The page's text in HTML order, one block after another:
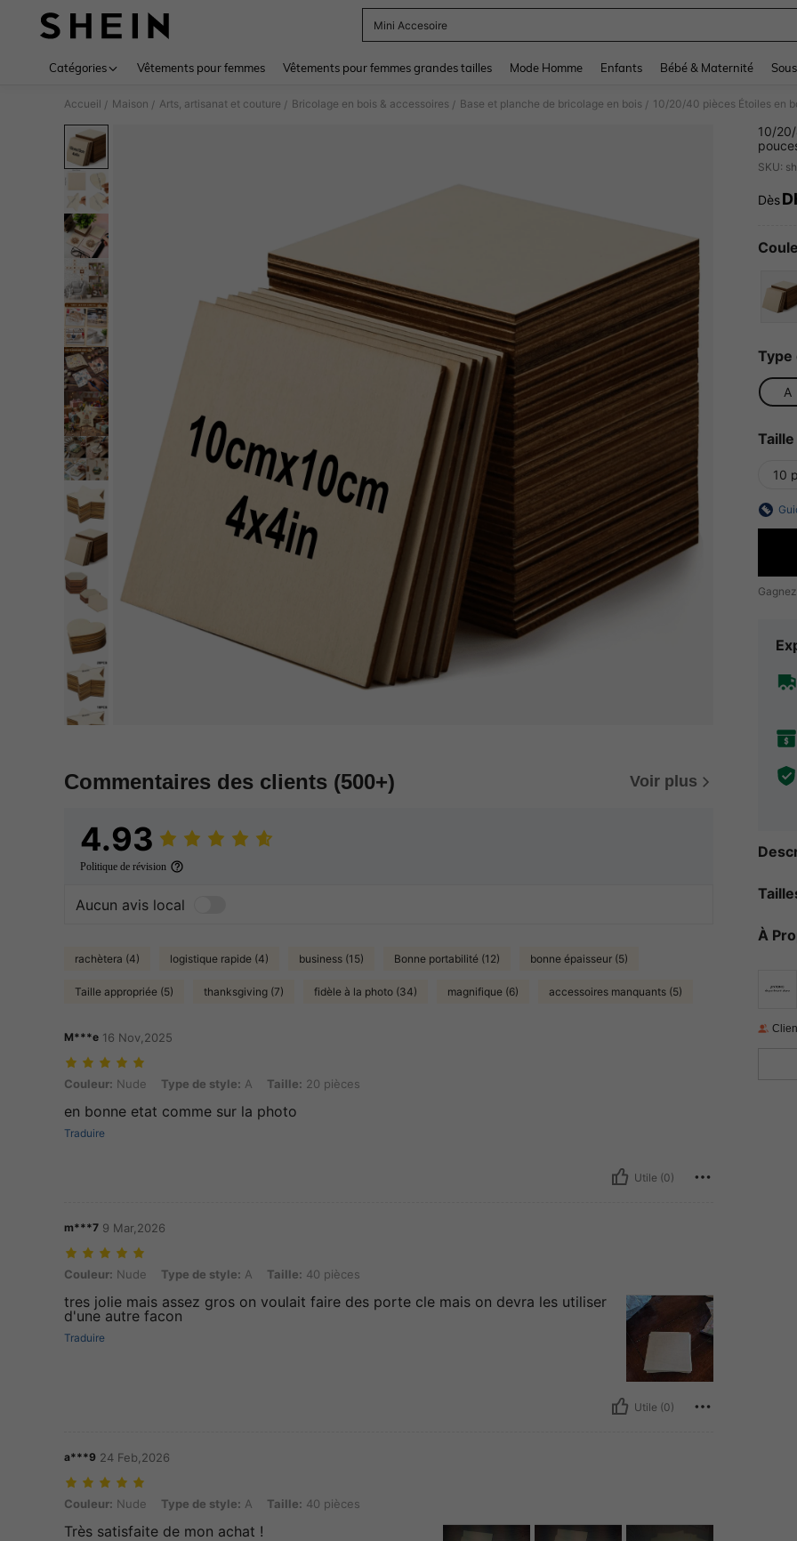
Mini Accesoire
Catégories Vêtements pour femmes Vêtements pour femmes grandes tailles Mode Homme Enfants Bébé & Maternité
Accueil / Maison / Arts, artisanat et couture / Bricolage en bois & accessoires / Base et planche de bricolage en bois /
Commentaires des clients (500+) Voir plus
4.93
Politique de révision
Aucun avis local
rachètera (4) logistique rapide (4) business (15) Bonne portabilité (12) bonne épaisseur (5)
Taille appropriée (5) thanksgiving (7) fidèle à la photo (34) magnifique (6) accessoires manquants (5)
M***e 16 Nov,2025
Couleur: Nude, Type de style: A, Taille: 20 pièces
Couleur: Nude Type de style: A Taille: 20 pièces
en bonne etat comme sur la photo
Traduire
Utile (0)
m***7 9 Mar,2026
Couleur: Nude, Type de style: A, Taille: 40 pièces
Couleur: Nude Type de style: A Taille: 40 pièces
tres jolie mais assez gros on voulait faire des porte cle mais on devra les utiliser
d'une autre facon
Traduire
Utile (0)
a***9 24 Feb,2026
Couleur: Nude, Type de style: A, Taille: 40 pièces
Couleur: Nude Type de style: A Taille: 40 pièces
Très satisfaite de mon achat !
10/
pour
SKU:
Dès
Type
A
Taille
10
À